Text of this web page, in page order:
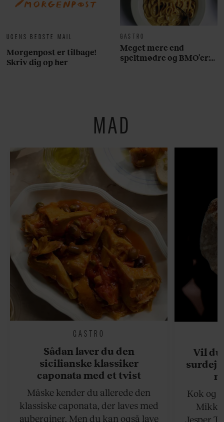
UGENS BEDSTE MAIL
Morgenpost er tilbage!
Skriv dig op her
GASTRO
Meget mere end
speltmødre og BMO’er:
MAD
GASTRO
Sådan laver du den
sicilianske klassiker
caponata med et tvist
Måske kender du allerede den
klassiske caponata, der laves med
auberginer. Men du kan også lave
Vil du
Kok og
Jesper